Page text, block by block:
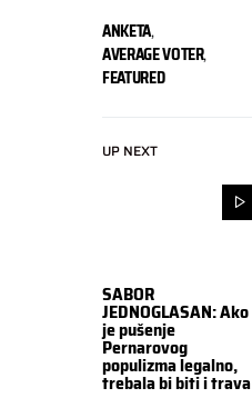
UP NEXT
SABOR
JEDNOGLASAN: Ako
je pušenje
Pernarovog
populizma legalno,
trebala bi biti i trava
ANKETA,
AVERAGE VOTER,
FEATURED